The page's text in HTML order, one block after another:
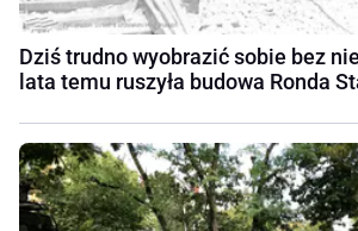
Dziś trudno wyobrazić sobie bez
lata temu ruszyła budowa Ronda